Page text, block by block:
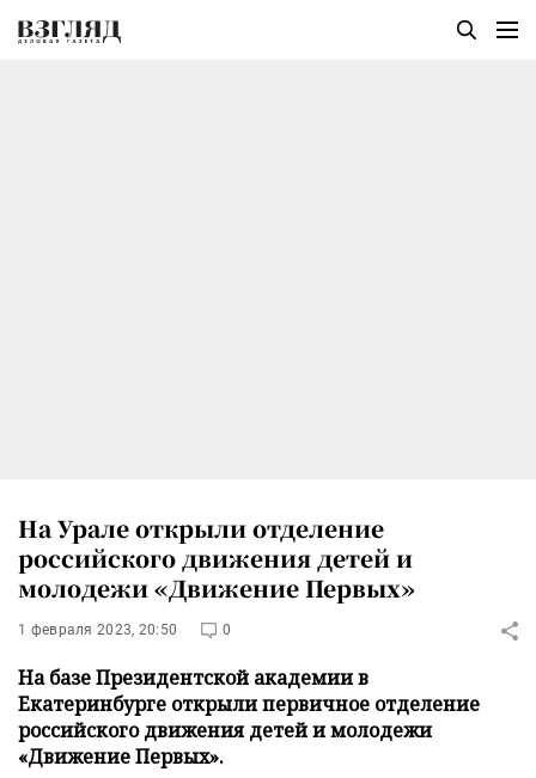
На Урале открыли отделение
российского движения детей и
молодежи «Движение Первых»
1 февраля 2023, 20:50 0
На базе Президентской академии в
Екатеринбурге открыли первичное отделение
российского движения детей и молодежи
«Движение Первых».